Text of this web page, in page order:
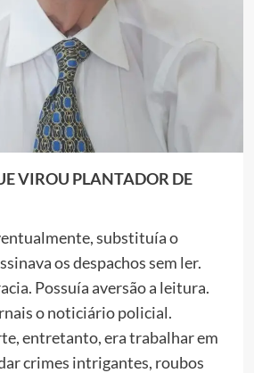
VIROU PLANTADOR DE
substituía o
os despachos sem ler.
Possuía aversão a leitura.
o noticiário policial.
entretanto, era trabalhar em
crimes intrigantes, roubos